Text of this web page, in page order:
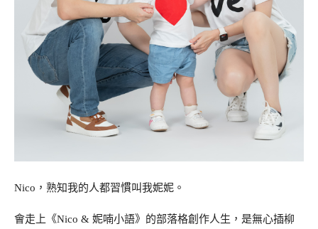
Nico，熟知我的人都習慣叫我妮妮。
會走上《Nico & 妮喃小語》的部落格創作人生，是無心插柳